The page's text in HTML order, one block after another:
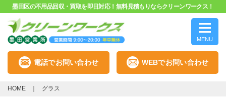
墨田区の不用品回収・買取を即日対応！無料見積もりならクリーンワークス！
MENU
電話でお問い合わせ WEBでお問い合わせ
HOME グラス